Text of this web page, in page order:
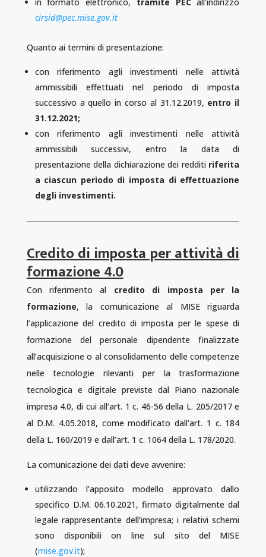
cirsid@pec.mise.gov.it
Quanto ai termini di presentazione:
con riferimento agli investimenti nelle attività
ammissibili effettuati nel periodo di imposta
successivo a quello in corso al 31.12.2019, entro il
31.12.2021;
con riferimento agli investimenti nelle attività
ammissibili successivi, entro la data di
presentazione della dichiarazione dei redditi riferita
a ciascun periodo di imposta di effettuazione
degli investimenti.
Credito di imposta per attività di
formazione 4.0
Con riferimento al credito di imposta per la
formazione, la comunicazione al MISE riguarda
l’applicazione del credito di imposta per le spese di
formazione del personale dipendente finalizzate
all’acquisizione o al consolidamento delle competenze
nelle tecnologie rilevanti per la trasformazione
tecnologica e digitale previste dal Piano nazionale
impresa 4.0, di cui all’art. 1 c. 46-56 della L. 205/2017 e
al D.M. 4.05.2018, come modificato dall’art. 1 c. 184
della L. 160/2019 e dall’art. 1 c. 1064 della L. 178/2020.
La comunicazione dei dati deve avvenire:
utilizzando l’apposito modello approvato dallo
specifico D.M. 06.10.2021, firmato digitalmente dal
legale rappresentante dell’impresa; i relativi schemi
sono disponibili on line sul sito del MISE
(mise.gov.it);